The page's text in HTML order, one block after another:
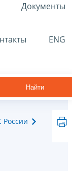
Документы
ENG
Найти